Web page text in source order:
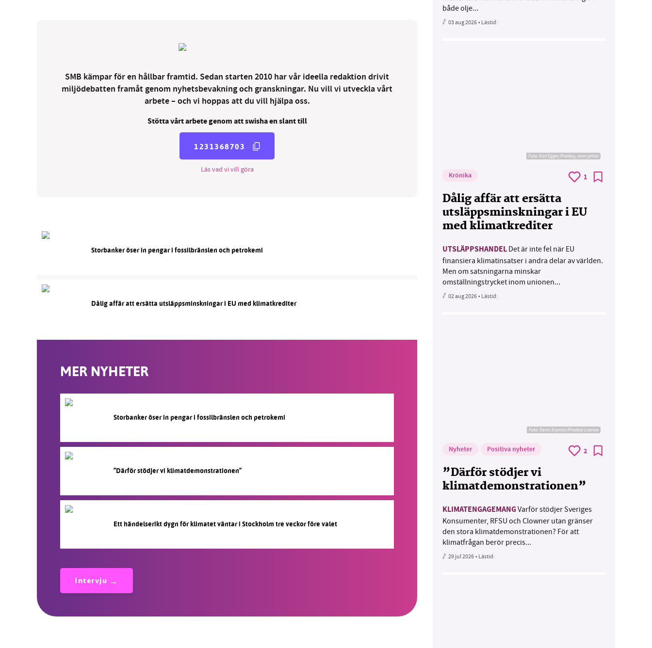
SMB kämpar för en hållbar framtid. Sedan starten 2010 har vår ideella redaktion drivit
miljödebatten framåt genom nyhetsbevakning och granskningar. Nu vill vi utveckla vårt
arbete – och vi hoppas att du vill hjälpa oss.
Stötta vårt arbete genom att swisha en slant till
1231368703
Läs vad vi vill göra
Storbanker öser in pengar i fossilbränslen och petrokemi
Dålig affär att ersätta utsläppsminskningar i EU med klimatkrediter
MER NYHETER
Storbanker öser in pengar i fossilbränslen och petrokemi
”Därför stödjer vi klimatdemonstrationen”
Ett händelserikt dygn för klimatet väntar i Stockholm tre veckor före valet
Intervju
både olje...
03 aug 2026• Lästid:
Foto: Karl Egger, Pixabay, samt privat
Krönika 1
Dålig affär att ersätta
utsläppsminskningar i EU
med klimatkrediter
UTSLÄPPSHANDEL Det är inte fel när EU
finansiera klimatinsatser i andra delar av världen.
Men om satsningarna minskar
omställningstrycket inom unionen...
02 aug 2026• Lästid:
Foto:Kevin Snyman/Pixabay Licence
Nyheter Positiva nyheter 2
”Därför stödjer vi
klimatdemonstrationen”
KLIMATENGAGEMANGVarför stödjer Sveriges
Konsumenter, RFSU och Clowner utan gränser
den stora klimatdemonstrationen? För att
klimatfrågan berör precis...
29 jul 2026• Lästid: